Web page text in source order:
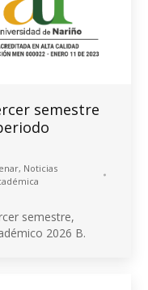
semestre
, Noticias
semestre,
2026 B.